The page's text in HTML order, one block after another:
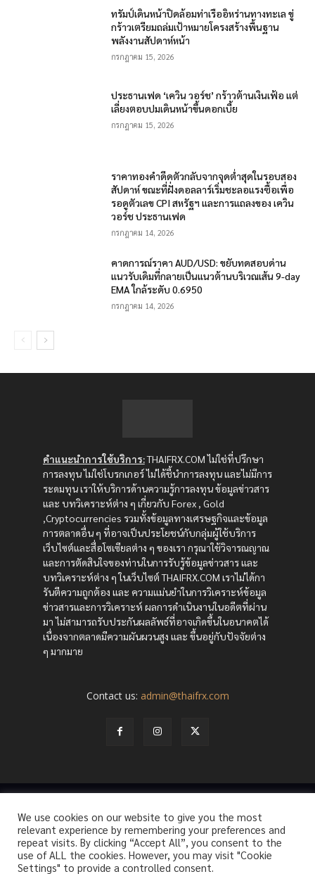
ทรัมป์เดินหน้าปิดล้อมท่าเรืออิหร่านทางทะเล ขู่
กร้าวเตรียมถล่มเป้าหมายโครงสร้างพื้นฐาน
พลังงานสัปดาห์หน้า
กรกฎาคม 15, 2026
ประธานเฟด ‘เควิน วอร์ช’ กร้าวต้านเงินเฟ้อ แต่
เลี่ยงตอบปมเดินหน้าขึ้นดอกเบี้ย
กรกฎาคม 15, 2026
ราคาทองคำดีดตัวกลับจากจุดต่ำสุดในรอบสอง
สัปดาห์ ขณะที่ฝั่งดอลลาร์เริ่มชะลอแรงซื้อเพื่อ
รอดูตัวเลข CPI สหรัฐฯ และการแถลงของ เควิน
วอร์ช ประธานเฟด
กรกฎาคม 14, 2026
คาดการณ์ราคา AUD/USD: ขยับทดสอบด่าน
แนวรับเดิมที่กลายเป็นแนวต้านบริเวณเส้น 9-day
EMA ใกล้ระดับ 0.6950
กรกฎาคม 14, 2026
คำแนะนำการใช้บริการ:THAIFRX.COM ไม่ใช่ที่ปรึกษา
การลงทุน ไม่ใช่โบรกเกอร์ ไม่ได้ชี้นำการลงทุน และไม่มีการ
ระดมทุน เราให้บริการด้านความรู้การลงทุน ข้อมูลข่าวสาร
และ บทวิเคราะห์ต่าง ๆ เกี่ยวกับ Forex , Gold
,Cryptocurrencies รวมทั้งข้อมูลทางเศรษฐกิจและข้อมูล
การตลาดอื่น ๆ ที่อาจเป็นประโยชน์กับกลุ่มผู้ใช้บริการ
เว็บไซต์และสื่อโซเซียลต่าง ๆ ของเรา กรุณาใช้วิจารณญาณ
และการตัดสินใจของท่านในการรับรู้ข้อมูลข่าวสาร และ
บทวิเคราะห์ต่าง ๆ ในเว็บไซต์ THAIFRX.COM เราไม่ได้กา
รันตีความถูกต้อง และ ความแม่นยำในการวิเคราะห์ข้อมูล
ข่าวสารและการวิเคราะห์ ผลการดำเนินงานในอดีตที่ผ่าน
มา ไม่สามารถรับประกันผลลัพธ์ที่อาจเกิดขึ้นในอนาคตได้
เนื่องจากตลาดมีความผันผวนสูง และ ขึ้นอยู่กับปัจจัยต่าง
ๆ มากมาย
Contact us: admin@thaifrx.com
HOME ANALYSIS BY THAIFRX NEWSTODAY
CRYPTO
KNOWLEDGE
We use cookies on our website to give you the most
relevant experience by remembering your preferences and
repeat visits. By clicking “Accept All”, you consent to the
use of ALL the cookies. However, you may visit "Cookie
Settings" to provide a controlled consent.